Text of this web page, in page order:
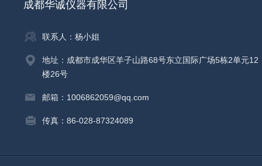
成都华诚仪器有限公司
联系人：杨小姐
地址：成都市成华区羊子山路68号东立国际广场5栋2单元12
楼26号
邮箱：1006862059@qq.com
传真：86-028-87324089